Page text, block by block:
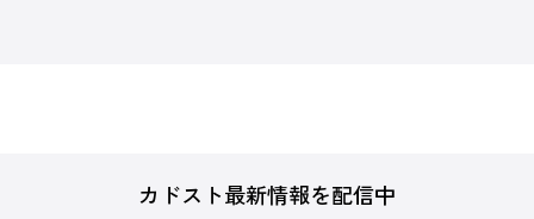
カドスト最新情報を配信中